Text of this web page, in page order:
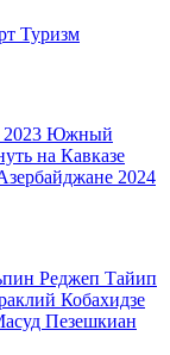
Туризм
Южный
на Кавказе
2024
Реджеп Тайип
Кобахидзе
Пезешкиан